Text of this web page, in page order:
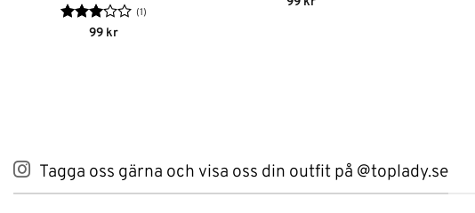
Betygsatt
(1)
99 kr
Tagga oss gärna och visa oss din outfit på @toplady.se